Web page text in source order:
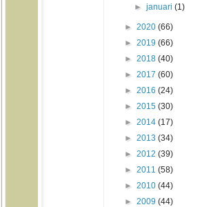
►januari(1)
► 2020 (66)
► 2019 (66)
► 2018 (40)
► 2017 (60)
► 2016 (24)
► 2015 (30)
► 2014 (17)
► 2013 (34)
► 2012 (39)
► 2011 (58)
► 2010 (44)
► 2009 (44)